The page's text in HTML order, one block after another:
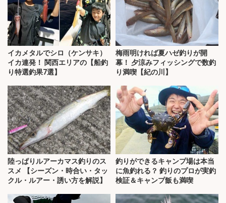
イカメタルでシロ（ケンサキ）
イカ連発！ 関西エリアの【船釣
り特選釣果7選】
梅雨明ければ夏ハゼ釣りが開
幕！ 夕涼みフィッシングで数釣
り満喫【紀の川】
陸っぱりルアーカマス釣りのス
スメ 【シーズン・時合い・タッ
クル・ルアー・誘い方を解説】
釣りができるキャンプ場は本当
に魚釣れる？ 釣りのプロが実釣
検証＆キャンプ飯も満喫